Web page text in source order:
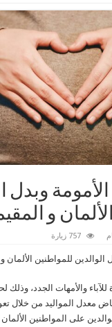
الأمومة وبدل
و
757 زيارة
الوالدين للمواطنين الألمان
للآباء والأمهات الجدد،
معدل المواليد من خلال
على المواطنين